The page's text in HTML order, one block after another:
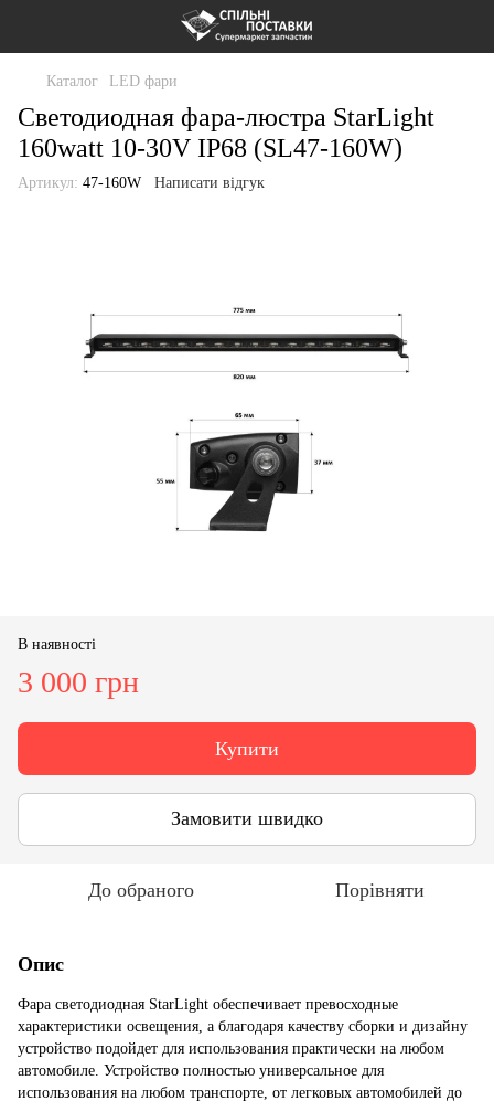
Каталог LED фари
Светодиодная фара-люстра StarLight
160watt 10-30V IP68 (SL47-160W)
Артикул: 47-160W Написати відгук
В наявності
3 000 грн
Купити
Замовити швидко
До обраного Порівняти
Опис
Фара светодиодная StarLight обеспечивает превосходные
характеристики освещения, а благодаря качеству сборки и дизайну
устройство подойдет для использования практически на любом
автомобиле. Устройство полностью универсальное для
использования на любом транспорте, от легковых автомобилей до